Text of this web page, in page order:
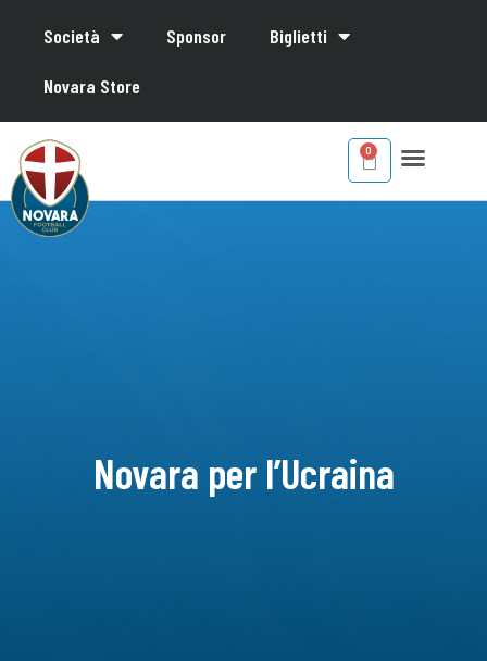
Società Sponsor Biglietti
Novara Store
Novara per l’Ucraina